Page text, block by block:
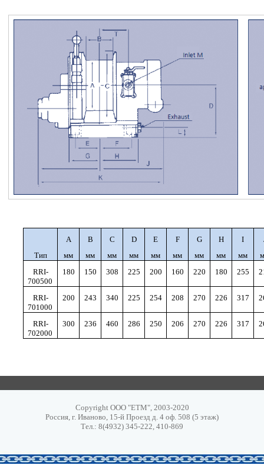
Тип
A
мм
B
мм
C
мм
D
мм
E
мм
F
мм
G
мм
H
мм
I
мм
RRI-
700500
180 150 308 225 200 160 220 180 255
RRI-
701000
200 243 340 225 254 208 270 226 317
RRI-
702000
300 236 460 286 250 206 270 226 317
Copyright ООО "ЕТМ", 2003-2020
Россия, г. Иваново, 15-й Проезд д. 4 оф. 508 (5 этаж)
Тел.: 8(4932) 345-222, 410-869